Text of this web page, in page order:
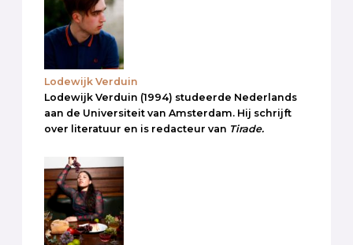
Lodewijk Verduin
Lodewijk Verduin (1994) studeerde Nederlands
aan de Universiteit van Amsterdam. Hij schrijft
over literatuur en is redacteur van Tirade.